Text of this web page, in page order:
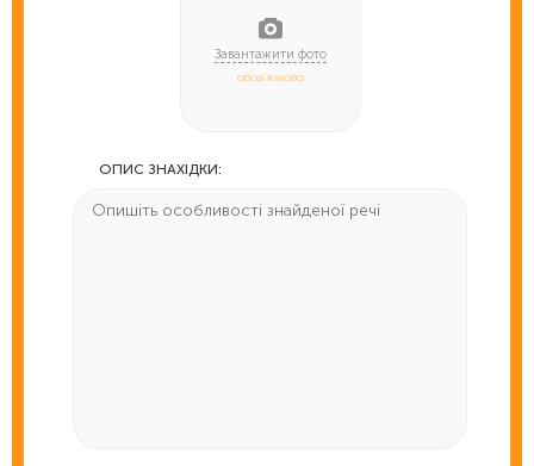
обов'язково
ОПИС ЗНАХІДКИ: